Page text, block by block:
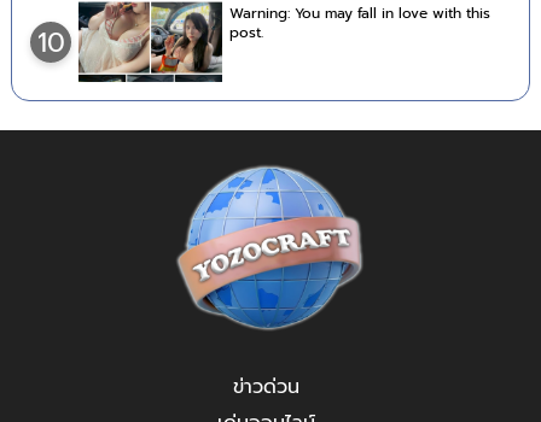
10
Warning: You may fall in love with this
post.
ข่าวด่วน